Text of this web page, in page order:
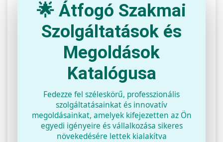
🌟 Átfogó Szakmai
Szolgáltatások és
Megoldások
Katalógusa
Fedezze fel széleskörű, professzionális
szolgáltatásainkat és innovatív
megoldásainkat, amelyek kifejezetten az Ön
egyedi igényeire és vállalkozása sikeres
növekedésére lettek kialakítva